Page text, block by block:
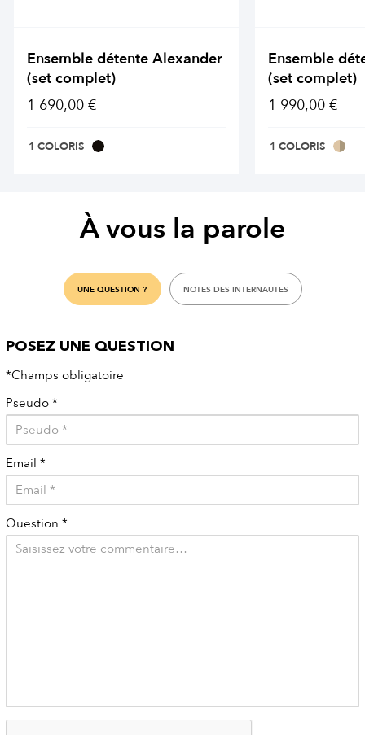
Ensemble détente Alexander
(set complet)
1 690,00 €
1 COLORIS
Ensemble
(set complet)
1 990,00 €
1 COLORIS
À vous la parole
UNE QUESTION ? NOTES DES INTERNAUTES
POSEZ UNE QUESTION
*Champs obligatoire
Pseudo *
Email *
Question *